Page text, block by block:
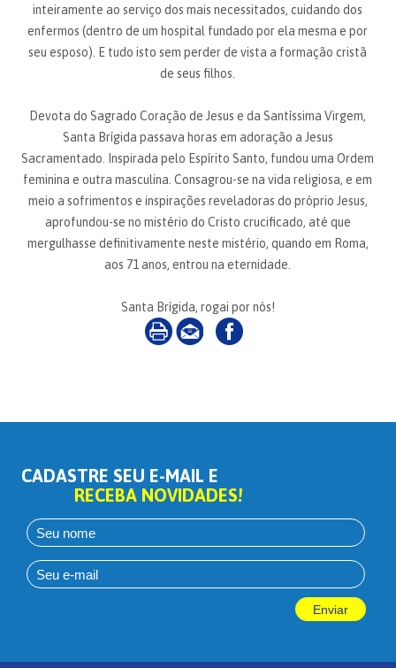
inteiramente ao serviço dos mais necessitados, cuidando dos
enfermos (dentro de um hospital fundado por ela mesma e por
seu esposo). E tudo isto sem perder de vista a formação cristã
de seus filhos.
Devota do Sagrado Coração de Jesus e da Santíssima Virgem,
Santa Brígida passava horas em adoração a Jesus
Sacramentado. Inspirada pelo Espírito Santo, fundou uma Ordem
feminina e outra masculina. Consagrou-se na vida religiosa, e em
meio a sofrimentos e inspirações reveladoras do próprio Jesus,
aprofundou-se no mistério do Cristo crucificado, até que
mergulhasse definitivamente neste mistério, quando em Roma,
aos 71 anos, entrou na eternidade.
Santa Brígida, rogai por nós!
CADASTRE SEU E-MAIL E
RECEBA NOVIDADES!